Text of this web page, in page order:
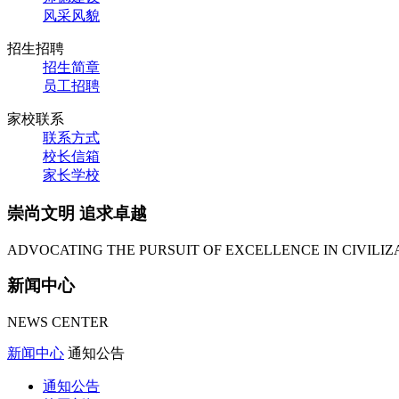
风采风貌
招生招聘
招生简章
员工招聘
家校联系
联系方式
校长信箱
家长学校
崇尚文明 追求卓越
ADVOCATING THE PURSUIT OF EXCELLENCE IN
新闻中心
NEWS CENTER
新闻中心 通知公告
通知公告